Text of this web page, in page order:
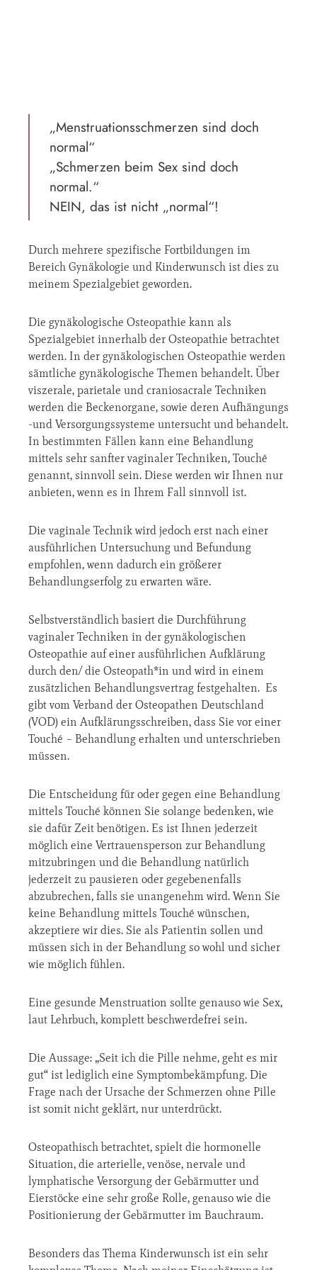
„Menstruationsschmerzen sind doch
normal“
„Schmerzen beim Sex sind doch
normal.“
NEIN, das ist nicht „normal“!
Durch mehrere spezifische Fortbildungen im
Bereich Gynäkologie und Kinderwunsch ist dies zu
meinem Spezialgebiet geworden.
Die gynäkologische Osteopathie kann als
Spezialgebiet innerhalb der Osteopathie betrachtet
werden. In der gynäkologischen Osteopathie werden
sämtliche gynäkologische Themen behandelt. Über
viszerale, parietale und craniosacrale Techniken
werden die Beckenorgane, sowie deren Aufhängungs
-und Versorgungssysteme untersucht und behandelt.
In bestimmten Fällen kann eine Behandlung
mittels sehr sanfter vaginaler Techniken, Touché
genannt, sinnvoll sein. Diese werden wir Ihnen nur
anbieten, wenn es in Ihrem Fall sinnvoll ist.
Die vaginale Technik wird jedoch erst nach einer
ausführlichen Untersuchung und Befundung
empfohlen, wenn dadurch ein größerer
Behandlungserfolg zu erwarten wäre.
Selbstverständlich basiert die Durchführung
vaginaler Techniken in der gynäkologischen
Osteopathie auf einer ausführlichen Aufklärung
durch den/ die Osteopath*in und wird in einem
zusätzlichen Behandlungsvertrag festgehalten. Es
gibt vom Verband der Osteopathen Deutschland
(VOD) ein Aufklärungsschreiben, dass Sie vor einer
Touché – Behandlung erhalten und unterschrieben
müssen.
Die Entscheidung für oder gegen eine Behandlung
mittels Touché können Sie solange bedenken, wie
sie dafür Zeit benötigen. Es ist Ihnen jederzeit
möglich eine Vertrauensperson zur Behandlung
mitzubringen und die Behandlung natürlich
jederzeit zu pausieren oder gegebenenfalls
abzubrechen, falls sie unangenehm wird. Wenn Sie
keine Behandlung mittels Touché wünschen,
akzeptiere wir dies. Sie als Patientin sollen und
müssen sich in der Behandlung so wohl und sicher
wie möglich fühlen.
Eine gesunde Menstruation sollte genauso wie Sex,
laut Lehrbuch, komplett beschwerdefrei sein.
Die Aussage: „Seit ich die Pille nehme, geht es mir
gut“ ist lediglich eine Symptombekämpfung. Die
Frage nach der Ursache der Schmerzen ohne Pille
ist somit nicht geklärt, nur unterdrückt.
Osteopathisch betrachtet, spielt die hormonelle
Situation, die arterielle, venöse, nervale und
lymphatische Versorgung der Gebärmutter und
Eierstöcke eine sehr große Rolle, genauso wie die
Positionierung der Gebärmutter im Bauchraum.
Besonders das Thema Kinderwunsch ist ein sehr